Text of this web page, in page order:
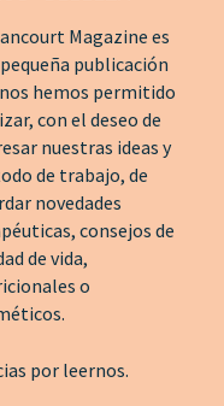
Magazine es
publicación
hemos permitido
con el deseo de
nuestras ideas y
de trabajo, de
novedades
consejos de
de vida,
o
por leernos.